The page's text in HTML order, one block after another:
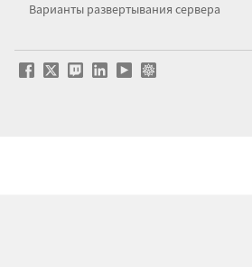
Варианты развертывания сервера